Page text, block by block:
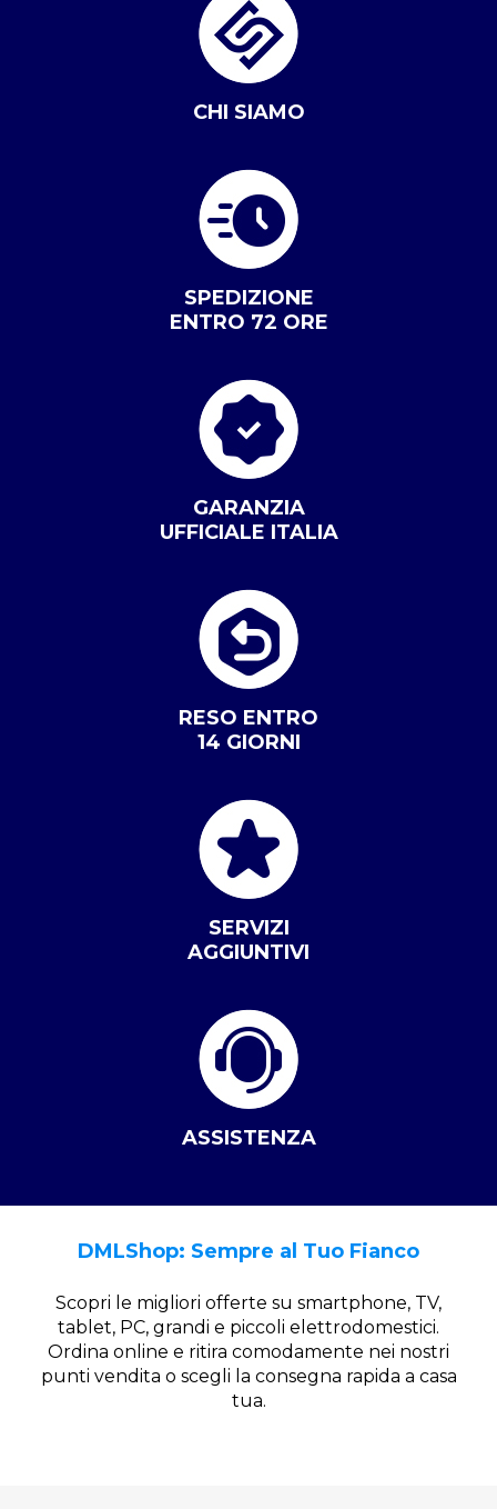
CHI SIAMO
SPEDIZIONE
ENTRO 72 ORE
GARANZIA
UFFICIALE ITALIA
RESO ENTRO
14 GIORNI
SERVIZI
AGGIUNTIVI
ASSISTENZA
DMLShop: Sempre al Tuo Fianco
Scopri le migliori offerte su smartphone, TV,
tablet, PC, grandi e piccoli elettrodomestici.
Ordina online e ritira comodamente nei nostri
punti vendita o scegli la consegna rapida a casa
tua.